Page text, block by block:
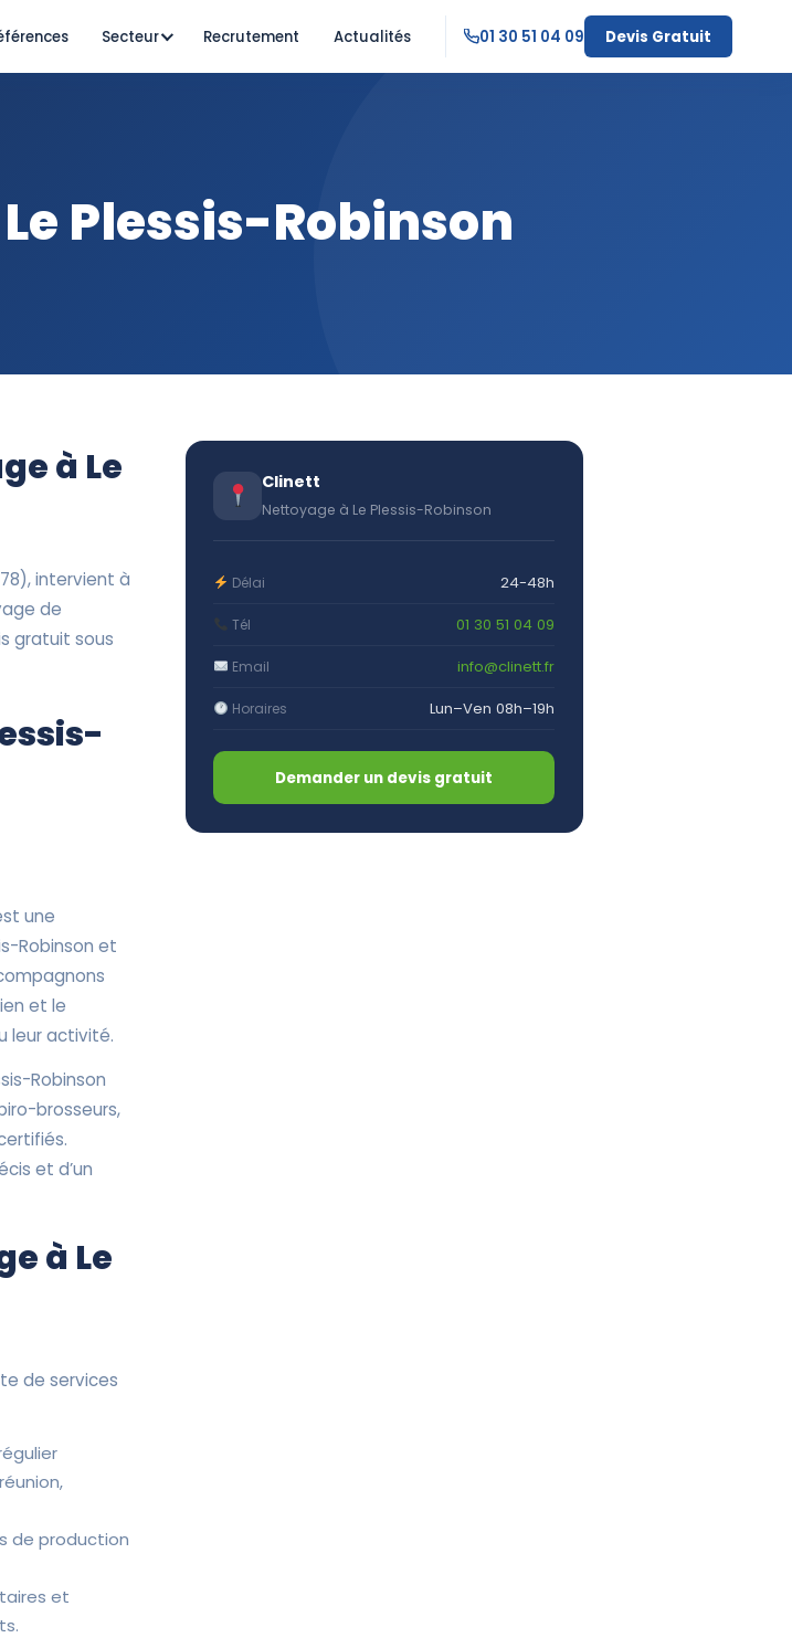
Secteur Recrutement Actualités 01 30 51 04 09 Devis Gratuit
Plessis-Robinson
à Le
intervient à
de
gratuit sous
une
Robinson et
et le
leur activité.
Robinson
brosseurs,
et d’un
à Le
de services
de production
et
Clinett
Nettoyage à Le Plessis-Robinson
Délai 24-48h
Tél 01 30 51 04 09
Email info@clinett.fr
Horaires Lun–Ven 08h–19h
Demander un devis gratuit